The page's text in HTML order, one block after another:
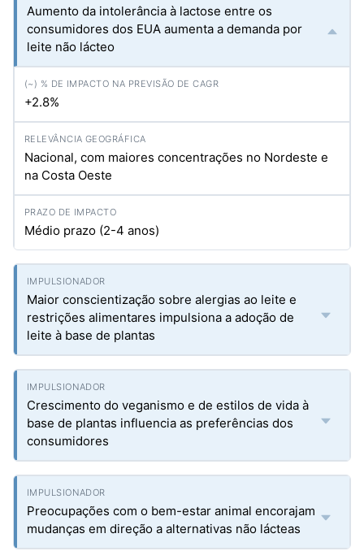
Aumento da intolerância à lactose entre os
consumidores dos EUA aumenta a demanda por
leite não lácteo
+2.8%
Nacional, com maiores concentrações no Nordeste e
na Costa Oeste
Médio prazo (2-4 anos)
Maior conscientização sobre alergias ao leite e
restrições alimentares impulsiona a adoção de
leite à base de plantas
Crescimento do veganismo e de estilos de vida à
base de plantas influencia as preferências dos
consumidores
Preocupações com o bem-estar animal encorajam
mudanças em direção a alternativas não lácteas